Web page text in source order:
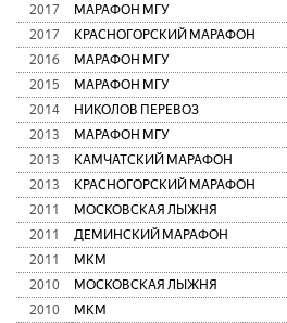
2017
МАРАФОН МГУ
2017
КРАСНОГОРСКИЙ МАРАФОН
2016
МАРАФОН МГУ
2015
МАРАФОН МГУ
2014
НИКОЛОВ ПЕРЕВОЗ
2013
МАРАФОН МГУ
2013
КАМЧАТСКИЙ МАРАФОН
2013
КРАСНОГОРСКИЙ МАРАФОН
2011
МОСКОВСКАЯ ЛЫЖНЯ
2011
ДЕМИНСКИЙ МАРАФОН
2011
МКМ
2010
МОСКОВСКАЯ ЛЫЖНЯ
2010
МКМ